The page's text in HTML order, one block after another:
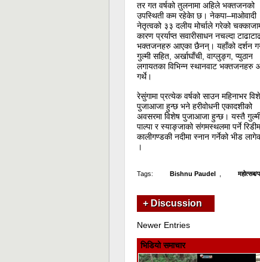
तर गत वर्षको तुलनामा अहिले भक्तजनको
उपस्थिती कम रहेकेा छ। नेकपा–माओवादी
नेतृत्वको ३३ दलीय मोर्चाले गरेको
कारण प्रर्याप्त सवारीसाधन नचल्दा
भक्तजनहरु आएका छैनन्। यहाँको दर्शन
गुल्मी सहित, अर्खाघाँची, वाग्लुङ्ग, प्युठान
लगायतका विभिन्न स्थानवाट भक्तजनहरु
गर्थे।
रेसुंगामा प्रत्येक वर्षको साउन महिनाभर
पुजाआजा हुन्छ भने हरीवोधनी एकादशीको
अवसरमा विशेष पुजाआजा हुन्छ। यस्तै
पाल्पा र स्याङ्जाको संगमस्थलमा पर्ने
कालीगण्डकी नदीमा स्नान गर्नेको भीड
।
Tags: Bishnu Paudel महोत्सब/
+ Discussion
Newer Entries
भिडियो समाचार